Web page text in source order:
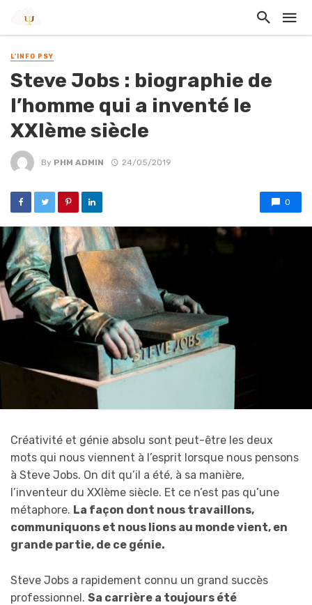
L'INFO PSY
Steve Jobs : biographie de
l’homme qui a inventé le
XXIème siècle
By PHM ADMIN 24/05/2019
0
Créativité et génie absolu sont peut-être les deux
mots qui nous viennent à l’esprit lorsque nous pensons
à Steve Jobs. On dit qu’il a été, à sa manière,
l’inventeur du XXIème siècle. Et ce n’est pas qu’une
métaphore. La façon dont nous travaillons,
communiquons et nous lions au monde vient, en
grande partie, de ce génie.
Steve Jobs a rapidement connu un grand succès
professionnel. Sa carrière a toujours été